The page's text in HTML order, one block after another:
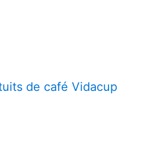
de café Vidacup